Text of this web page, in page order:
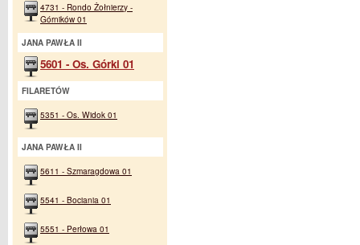
4731 - Rondo Żołnierzy -
Górników 01
JANA PAWŁA II
5601 - Os. Górki 01
FILARETÓW
5351 - Os. Widok 01
JANA PAWŁA II
5611 - Szmaragdowa 01
5541 - Bociania 01
5551 - Perłowa 01